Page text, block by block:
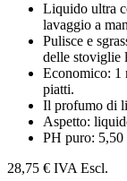
Liquido ultra
lavaggio a
Pulisce e
delle stoviglie
Economico: 1
piatti.
Il profumo di
Aspetto:
PH puro: 5,50
28,75 € IVA Escl.